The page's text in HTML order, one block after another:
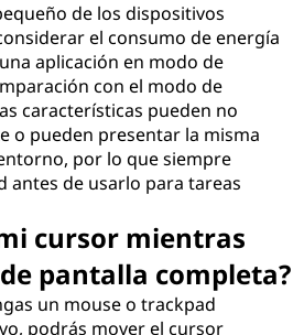
de los dispositivos
el consumo de energía
aplicación en modo de
con el modo de
características pueden no
o pueden presentar la misma
por lo que siempre
antes de usarlo para tareas
cursor mientras
pantalla completa?
un mouse o trackpad
podrás mover el cursor